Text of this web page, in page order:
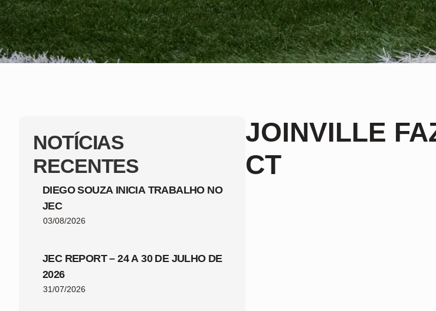
NOTÍCIAS
RECENTES
DIEGO SOUZA INICIA TRABALHO NO
JEC
03/08/2026
JEC REPORT – 24 A 30 DE JULHO DE
2026
31/07/2026
JOINVILLE
CT